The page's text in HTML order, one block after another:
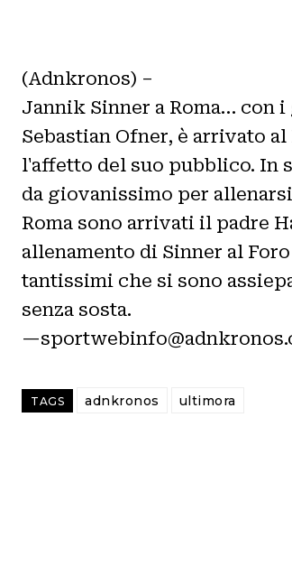
(Adnkronos) –
Jannik Sinner a Roma… con
Sebastian Ofner, è arrivato
l'affetto del suo pubblico. In
da giovanissimo per
Roma sono arrivati il padre
allenamento di Sinner al
tantissimi che si sono
senza sosta.
TAGS adnkronos ultimora